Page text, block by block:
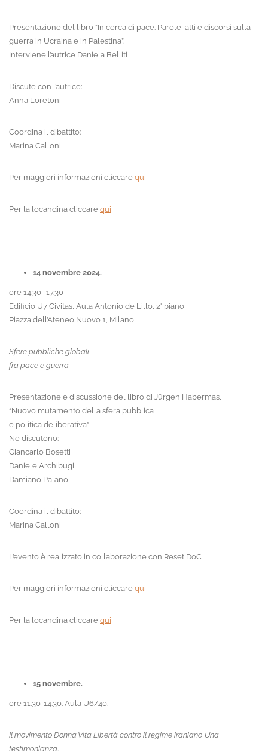
Presentazione del libro “In cerca di pace. Parole, atti e discorsi sulla
guerra in Ucraina e in Palestina”.
Interviene l’autrice Daniela Belliti
Discute con l’autrice:
Anna Loretoni
Coordina il dibattito:
Marina Calloni
Per maggiori informazioni cliccarequi
Per la locandina cliccarequi
14 novembre 2024.
ore 14.30 -17.30
Edificio U7 Civitas, Aula Antonio de Lillo, 2° piano
Piazza dell’Ateneo Nuovo 1, Milano
Sfere pubbliche globali
fra pace e guerra
Presentazione e discussione del libro di Jürgen Habermas,
“Nuovo mutamento della sfera pubblica
e politica deliberativa”
Ne discutono:
Giancarlo Bosetti
Daniele Archibugi
Damiano Palano
Coordina il dibattito:
Marina Calloni
L’evento è realizzato in collaborazione con Reset DoC
Per maggiori informazioni cliccarequi
Per la locandina cliccarequi
15 novembre.
ore 11.30-14.30. Aula U6/40.
Il movimento Donna Vita Libertà contro il regime iraniano. Una
testimonianza.